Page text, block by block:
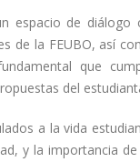
espacio de
de la FEUBO, así
que
del
a la vida
y la importancia